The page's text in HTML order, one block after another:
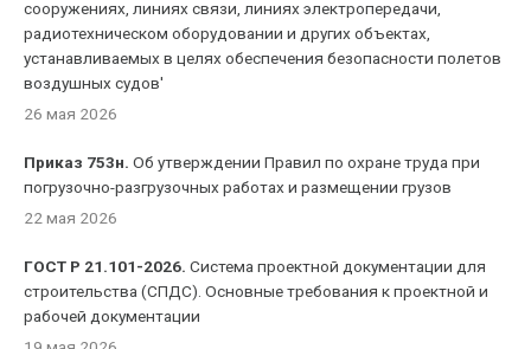
сооружениях, линиях связи, линиях электропередачи,
радиотехническом оборудовании и других объектах,
устанавливаемых в целях обеспечения безопасности полетов
воздушных судов'
26 мая 2026
Приказ 753н. Об утверждении Правил по охране труда при
погрузочно-разгрузочных работах и размещении грузов
22 мая 2026
ГОСТ Р 21.101-2026. Система проектной документации для
строительства (СПДС). Основные требования к проектной и
рабочей документации